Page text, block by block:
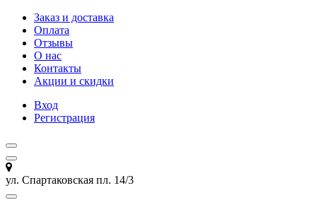
Заказ и доставка
Оплата
Отзывы
О нас
Контакты
Акции и скидки
Вход
Регистрация
ул. Спартаковская пл. 14/3